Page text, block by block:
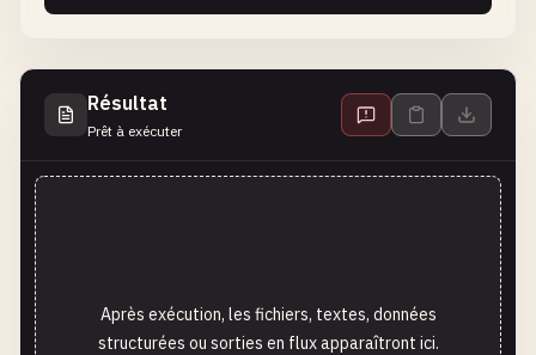
Résultat
Prêt à exécuter
Après exécution, les fichiers, textes, données
structurées ou sorties en flux apparaîtront ici.